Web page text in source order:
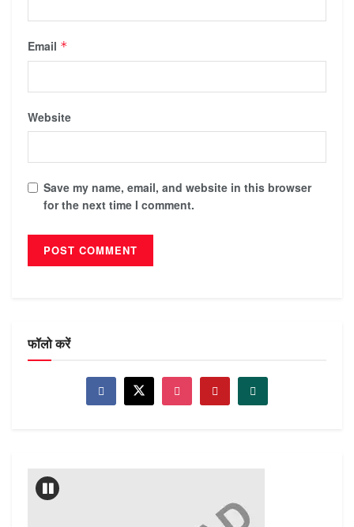
Email *
Website
Save my name, email, and website in this browser
for the next time I comment.
फॉलो करें